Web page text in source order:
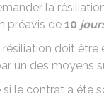
la
préavis de 10
doit être
un des moyens
si le contrat a été